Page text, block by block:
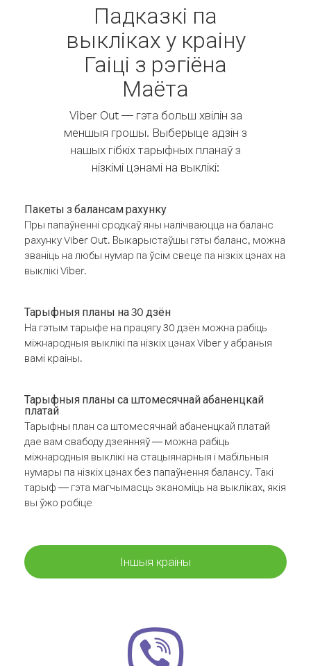
Падказкі па
выкліках у краіну
Гаіці з рэгіёна
Маёта
Viber Out — гэта больш хвілін за
меншыя грошы. Выберыце адзін з
нашых гібкіх тарыфных планаў з
нізкімі цэнамі на выклікі:
Пакеты з балансам рахунку
Пры папаўненні сродкаў яны налічваюцца на баланс
рахунку Viber Out. Выкарыстаўшы гэты баланс, можна
званіць на любы нумар па ўсім свеце па нізкіх цэнах на
выклікі Viber.
Тарыфныя планы на 30 дзён
На гэтым тарыфе на працягу 30 дзён можна рабіць
міжнародныя выклікі па нізкіх цэнах Viber у абраныя
вамі краіны.
Тарыфныя планы са штомесячнай абаненцкай
платай
Тарыфны план са штомесячнай абаненцкай платай
дае вам свабоду дзеянняў — можна рабіць
міжнародныя выклікі на стацыянарныя і мабільныя
нумары па нізкіх цэнах без папаўнення балансу. Такі
тарыф — гэта магчымасць эканоміць на выкліках, якія
вы ўжо робіце
Іншыя краіны